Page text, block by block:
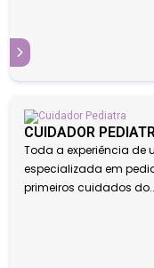
CUIDADOR
Toda a experiência de
especializada em
primeiros cuidados